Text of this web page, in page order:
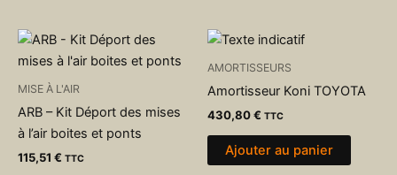
MISE À L'AIR
ARB – Kit Déport des mises
à l’air boites et ponts
115,51 € TTC
AMORTISSEURS
Amortisseur Koni TOYOTA
430,80€ TTC
Ajouter au panier